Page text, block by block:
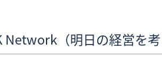
Network（明日の経営を